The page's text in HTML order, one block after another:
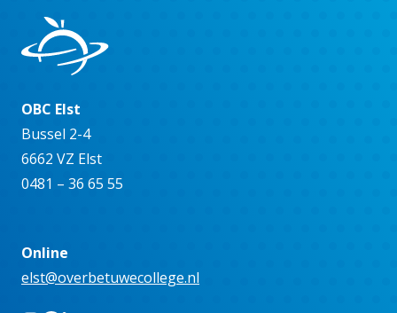
OBC Elst
Bussel 2-4
6662 VZ Elst
0481 – 36 65 55
Online
elst@overbetuwecollege.nl